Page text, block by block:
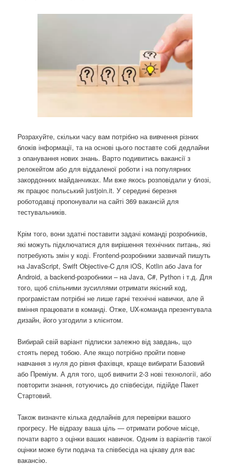
Розрахуйте, скільки часу вам потрібно на вивчення різних
блоків інформації, та на основі цього поставте собі дедлайни
з опанування нових знань. Варто подивитись вакансії з
релокейтом або для віддаленої роботи і на популярних
закордонних майданчиках. Ми вже якось розповідали у блозі,
як працює польський justjoin.it. У середині березня
роботодавці пропонували на сайті 369 вакансій для
тестувальників.
Крім того, вони здатні поставити задачі команді розробників,
які можуть підключатися для вирішення технічних питань, які
потребують змін у коді. Frontend-розробники зазвичай пишуть
на JavaScript, Swift Objective-C для iOS, Kotlin або Java for
Android, а backend-розробники – на Java, C#, Python і т.д. Для
того, щоб спільними зусиллями отримати якісний код,
програмістам потрібні не лише гарні технічні навички, але й
вміння працювати в команді. Отже, UX-команда презентувала
дизайн, його узгодили з клієнтом.
Вибирай свій варіант підписки залежно від завдань, що
стоять перед тобою. Але якщо потрібно пройти повне
навчання з нуля до рівня фахівця, краще вибирати Базовий
або Преміум. А для того, щоб вивчити 2-3 нові технології, або
повторити знання, готуючись до співбесіди, підійде Пакет
Стартовий.
Також визначте кілька дедлайнів для перевірки вашого
прогресу. Не відразу ваша ціль — отримати робоче місце,
почати варто з оцінки ваших навичок. Одним із варіантів такої
оцінки може бути подача та співбесіда на цікаву для вас
вакансію.